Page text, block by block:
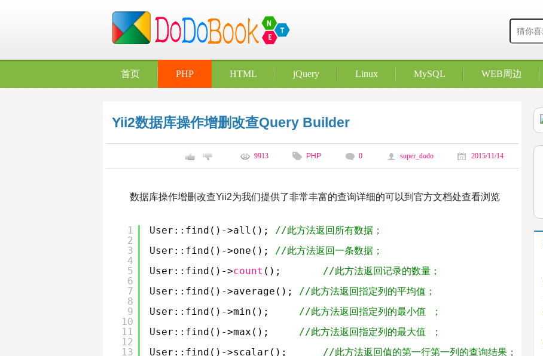
首页 PHP HTML jQuery Linux MySQL WEB周边
Yii2数据库操作增删改查Query Builder
9913 PHP 0 super_dodo 2015/11/14
数据库操作增删改查Yii2为我们提供了非常丰富的查询详细的可以到官方文档处查看浏览
1
2
3
4
5
6
7
8
9
10
11
12
13
User::find()->all(); //此方法返回所有数据；
User::find()->one(); //此方法返回一条数据；
User::find()->count (); //此方法返回记录的数量；
User::find()->average(); //此方法返回指定列的平均值；
User::find()->min(); //此方法返回指定列的最小值 ；
User::find()->max(); //此方法返回指定列的最大值 ；
User::find()->scalar(); //此方法返回值的第一行第一列的查询结果；